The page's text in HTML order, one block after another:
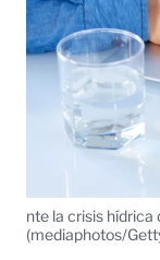
nte la crisis hídrica
(mediaphotos/